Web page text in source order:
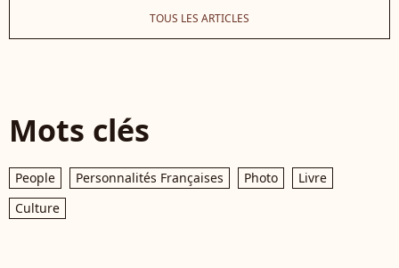
TOUS LES ARTICLES
Mots clés
People Personnalités Françaises Photo
Livre
Culture